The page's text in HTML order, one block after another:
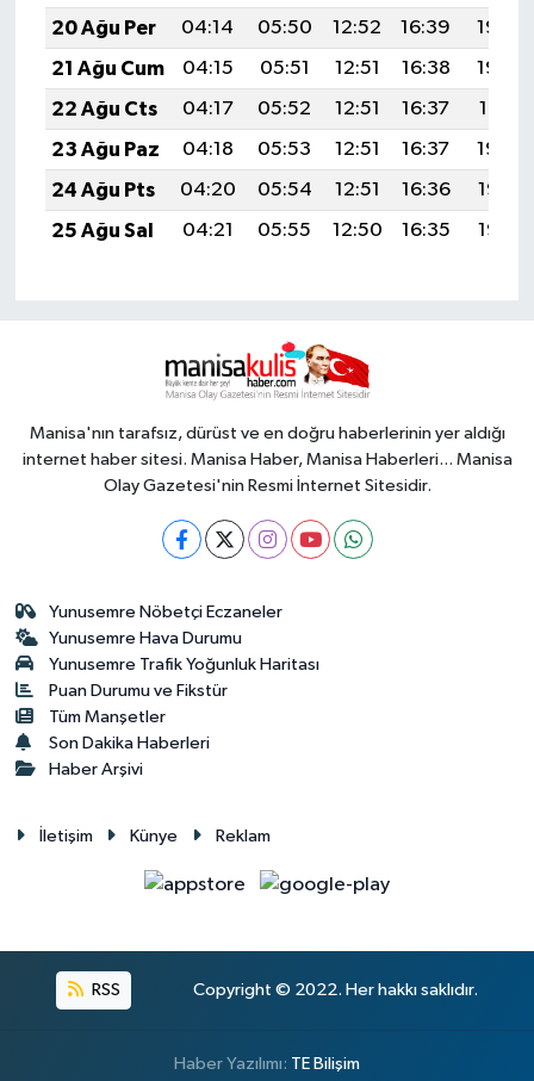
20 Ağu Per
04:14 05:50 12:52 16:39
19:44
21 Ağu Cum
04:15 05:51 12:51 16:38
19:42
22 Ağu Cts
04:17 05:52 12:51 16:37
19:41
23 Ağu Paz
04:18 05:53 12:51 16:37
19:39
24 Ağu Pts
04:20 05:54 12:51 16:36
19:38
25 Ağu Sal
04:21 05:55 12:50 16:35 19:36
Manisa'nın tarafsız, dürüst ve en doğru haberlerinin yer aldığı
internet haber sitesi. Manisa Haber, Manisa Haberleri... Manisa
Olay Gazetesi'nin Resmi İnternet Sitesidir.
Yunusemre Nöbetçi Eczaneler
Yunusemre Hava Durumu
Yunusemre Trafik Yoğunluk Haritası
Puan Durumu ve Fikstür
Tüm Manşetler
Son Dakika Haberleri
Haber Arşivi
İletişim Künye Reklam
RSS Copyright © 2022. Her hakkı saklıdır.
Haber Yazılımı: TE Bilişim